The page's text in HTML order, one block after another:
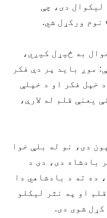
لیکوال دی، چې
نوم ورکړل شي.
به څیړل کیږي،
موږ باید پر دې فکر
خپل فکر او د خپلې
یعنې قلم له لارې،
دی، نو له بلې خوا
بادشاه دی، دی د
ده ته د بادشاهي دا
او په نثر لیکلو
شوی دی.